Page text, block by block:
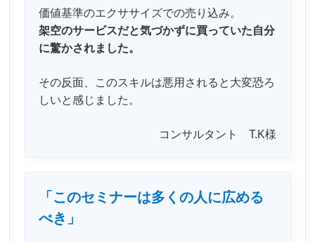
価値基準のエクササイズでの売り込み。
架空のサービスだと気づかずに買っていた自分
に驚かされました。
その反面、このスキルは悪用されると大変恐ろ
しいと感じました。
コンサルタント T.K様
「このセミナーは多くの人に広める
べき」